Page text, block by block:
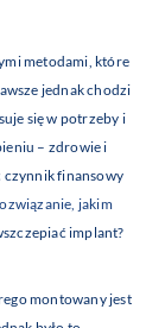
metodami, które
jednak chodzi
się w potrzeby i
– zdrowie i
czynnik finansowy
jakim
implant?
montowany jest